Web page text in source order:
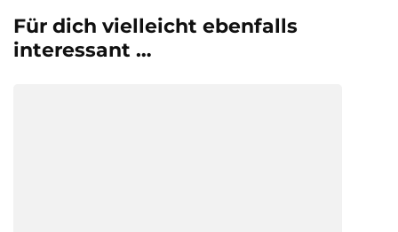
Für dich vielleicht ebenfalls
interessant …